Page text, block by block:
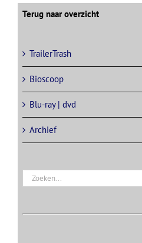
Terug naar overzicht
TrailerTrash
Bioscoop
Blu-ray | dvd
Archief
Zoeken
naar: